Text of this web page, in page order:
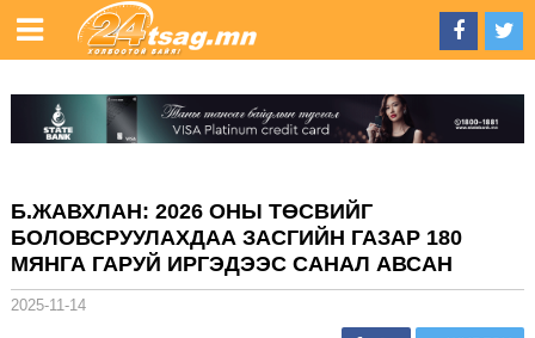
Б.ЖАВХЛАН: 2026 ОНЫ ТӨСВИЙГ
БОЛОВСРУУЛАХДАА ЗАСГИЙН ГАЗАР 180
МЯНГА ГАРУЙ ИРГЭДЭЭС САНАЛ АВСАН
2025-11-14